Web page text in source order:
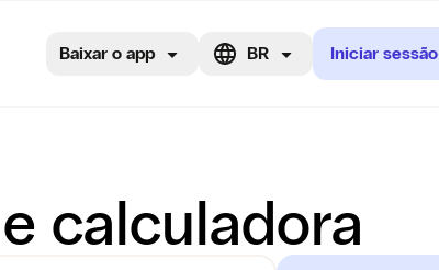
Baixar o app BR Iniciar sessão
calculadora